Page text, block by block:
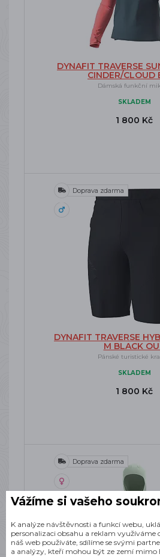
DYNAFIT TRAVERSE
CINDER/CLOUD
Dámská funkční
SKLADEM
1 800 Kč
Doprava zdarma
DYNAFIT TRAVERSE
M BLACK
Pánské turistické
SKLADEM
1 800 Kč
Doprava zdarma
Vážíme si vašeho
K analýze návštěvnosti a funkcí webu,
personalizaci obsahu a reklam využíváme
náš web používáte, sdílíme se svými
a analýzy, kteří mohou být ze zemí mimo